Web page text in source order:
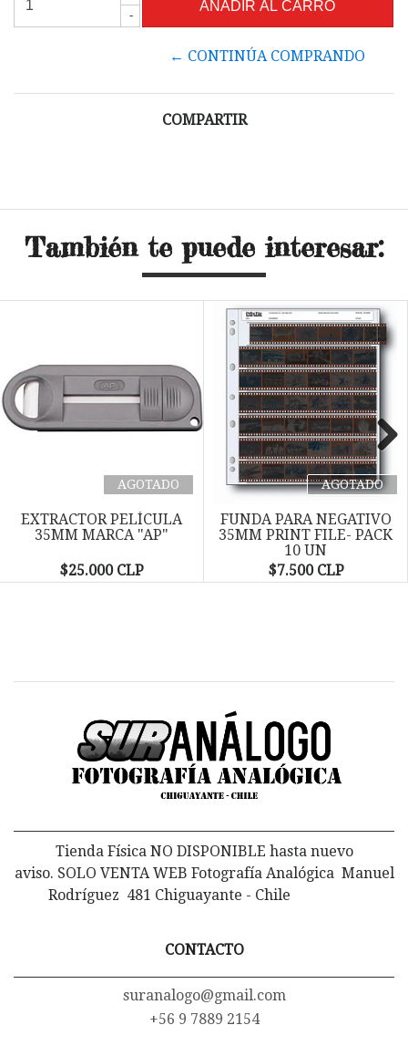
-
← CONTINÚA COMPRANDO
COMPARTIR
También te puede interesar:
AGOTADO
EXTRACTOR PELÍCULA
35MM MARCA "AP"
$25.000 CLP
AGOTADO
FUNDA PARA NEGATIVO
35MM PRINT FILE- PACK
10 UN
$7.500 CLP
Next
Tienda Física NO DISPONIBLE hasta nuevo
aviso. SOLO VENTA WEB Fotografía Analógica Manuel
Rodríguez 481 Chiguayante - Chile
CONTACTO
suranalogo@gmail.com
+56 9 7889 2154